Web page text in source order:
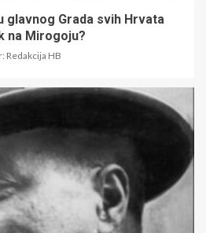
glavnog Grada svih Hrvata
na Mirogoju?
Redakcija HB